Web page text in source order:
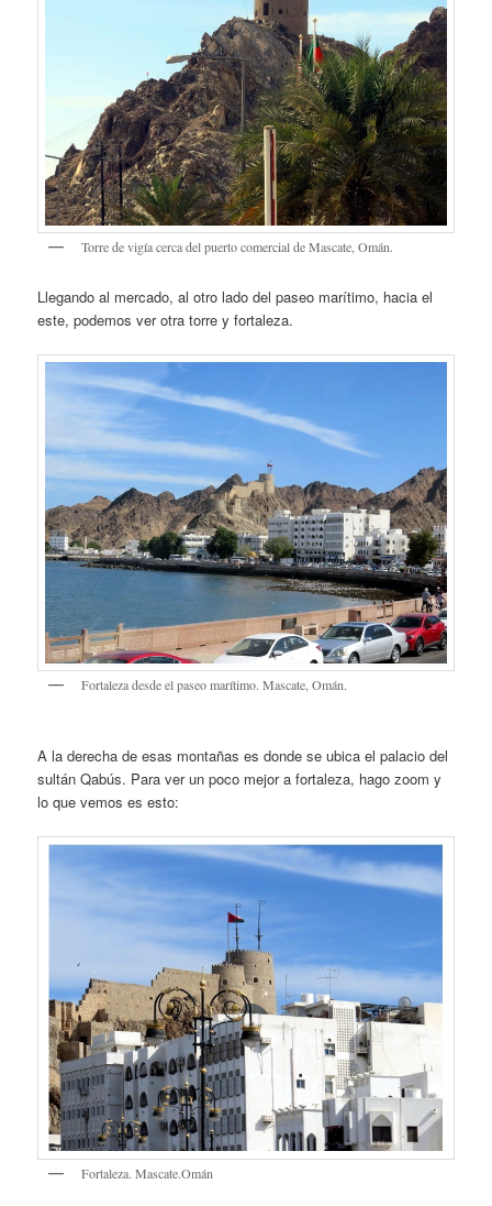
Torre de vigía cerca del puerto comercial de Mascate, Omán.
Llegando al mercado, al otro lado del paseo marítimo, hacia el
este, podemos ver otra torre y fortaleza.
Fortaleza desde el paseo marítimo. Mascate, Omán.
A la derecha de esas montañas es donde se ubica el palacio del
sultán Qabús. Para ver un poco mejor a fortaleza, hago zoom y
lo que vemos es esto:
Fortaleza. Mascate.Omán